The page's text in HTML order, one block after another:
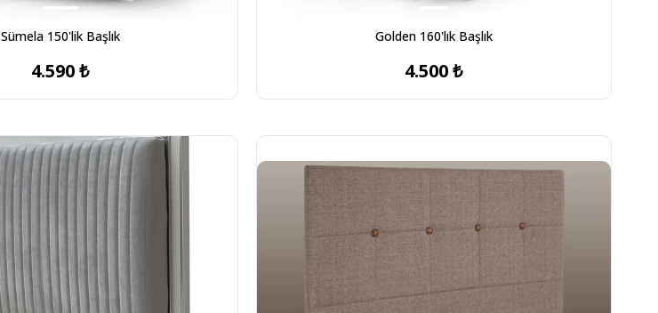
Sümela 150'lik Başlık
4.590 ₺
Golden 160'lık Başlık
4.500 ₺